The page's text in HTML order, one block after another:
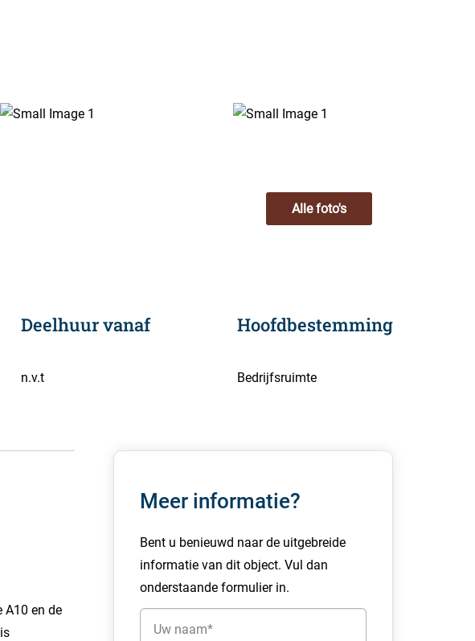
Alle foto's
Deelhuur vanaf
n.v.t
Hoofdbestemming
Bedrijfsruimte
A10 en de
Meer informatie?
Bent u benieuwd naar de uitgebreide
informatie van dit object. Vul dan
onderstaande formulier in.